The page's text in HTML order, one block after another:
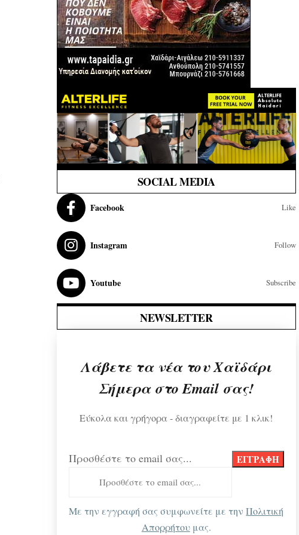
SOCIAL MEDIA
Facebook Like
Instagram Follow
Youtube Subscribe
NEWSLETTER
Λάβετε τα νέα του Χαϊδάρι
Σήμερα στο Email σας!
Εύκολα και γρήγορα - διαγραφείτε με 1 κλικ!
Προσθέστε το email σας...
Με την εγγραφή σας συμφωνείτε με τηνΠολιτική
Απορρήτουμας.